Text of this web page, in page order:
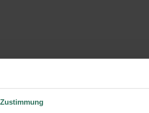
Zustimmung